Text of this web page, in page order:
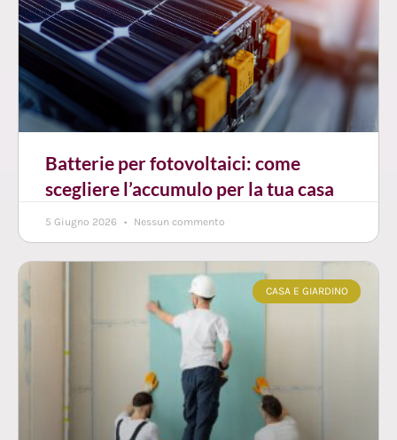
Batterie per fotovoltaici: come
scegliere l’accumulo per la tua casa
5 Giugno 2026 Nessun commento
CASA E GIARDINO